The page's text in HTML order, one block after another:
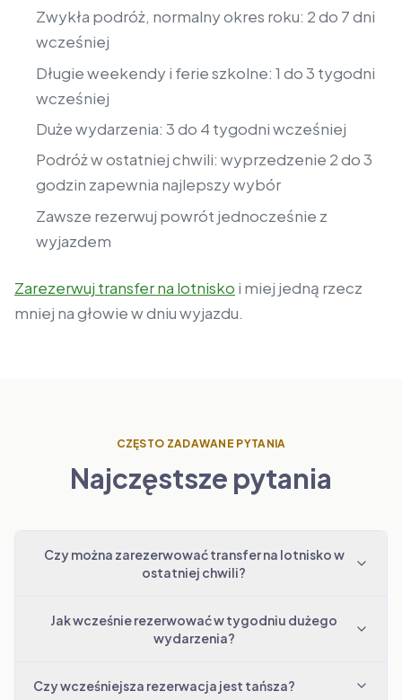
Zwykła podróż, normalny okres roku: 2 do 7 dni
wcześniej
Długie weekendy i ferie szkolne: 1 do 3 tygodni
wcześniej
Duże wydarzenia: 3 do 4 tygodni wcześniej
Podróż w ostatniej chwili: wyprzedzenie 2 do 3
godzin zapewnia najlepszy wybór
Zawsze rezerwuj powrót jednocześnie z
wyjazdem
Zarezerwuj transfer na lotnisko i miej jedną rzecz
mniej na głowie w dniu wyjazdu.
CZĘSTO ZADAWANE PYTANIA
Najczęstsze pytania
Czy można zarezerwować transfer na lotnisko w
ostatniej chwili?
Jak wcześnie rezerwować w tygodniu dużego
wydarzenia?
Czy wcześniejsza rezerwacja jest tańsza?